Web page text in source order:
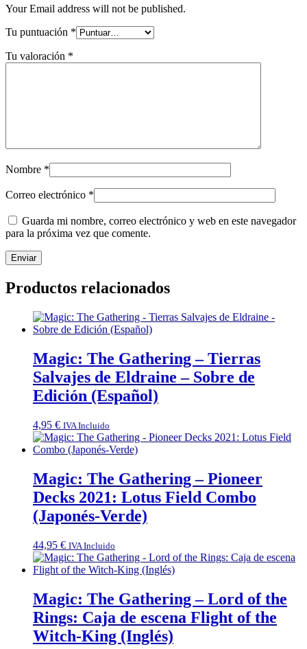
Your Email address will not be published.
Tu puntuación *
Tu valoración *
Nombre *
Correo electrónico *
Guarda mi nombre, correo electrónico y web en este navegador
para la próxima vez que comente.
Productos relacionados
Magic: The Gathering – Tierras
Salvajes de Eldraine – Sobre de
Edición (Español)
4,95 € IVA Incluido
Magic: The Gathering – Pioneer
Decks 2021: Lotus Field Combo
(Japonés-Verde)
44,95 € IVA Incluido
Magic: The Gathering – Lord of the
Rings: Caja de escena Flight of the
Witch-King (Inglés)